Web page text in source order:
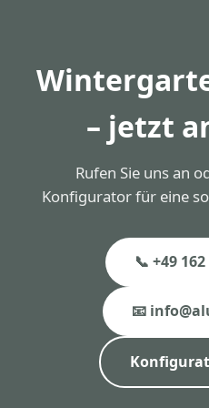
– jetzt
Rufen Sie uns an
Konfigurator für eine
📞 +49
📧